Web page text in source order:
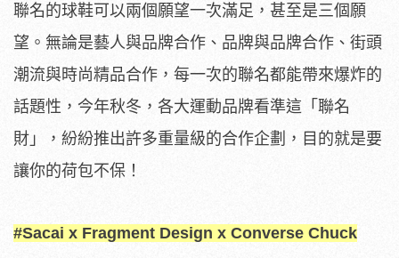
聯名的球鞋可以兩個願望一次滿足，甚至是三個願
望。無論是藝人與品牌合作、品牌與品牌合作、街頭
潮流與時尚精品合作，每一次的聯名都能帶來爆炸的
話題性，今年秋冬，各大運動品牌看準這「聯名
財」，紛紛推出許多重量級的合作企劃，目的就是要
讓你的荷包不保！
#Sacai x Fragment Design x Converse Chuck